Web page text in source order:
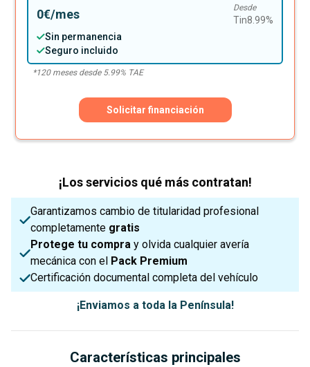
0€/mes Desde
Tin8.99%
Sin permanencia
Seguro incluido
*120meses desde 5.99% TAE
Solicitar financiación
¡Los servicios qué más contratan!
Garantizamos cambio de titularidad profesional
completamente gratis
Protege tu compra y olvida cualquier avería
mecánica con el Pack Premium
Certificación documental completa del vehículo
¡Enviamos a toda la Península!
Características principales